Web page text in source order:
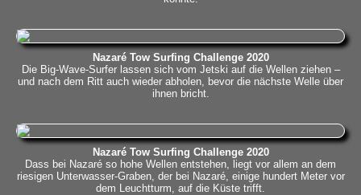
Nazaré Tow Surfing Challenge 2020
Die Big-Wave-Surfer lassen sich vom Jetski auf die Wellen ziehen –
und nach dem Ritt auch wieder abholen, bevor die nächste Welle über
ihnen bricht.
Nazaré Tow Surfing Challenge 2020
Dass bei Nazaré so hohe Wellen entstehen, liegt vor allem an dem
riesigen Unterwasser-Graben, der bei Nazaré, einige hundert Meter vor
dem Leuchtturm, auf die Küste trifft.